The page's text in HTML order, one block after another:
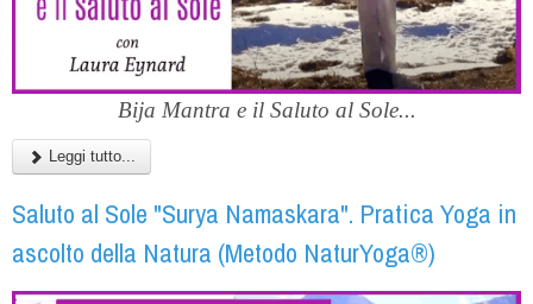
Bija Mantra e il Saluto al Sole...
Leggi tutto...
Saluto al Sole "Surya Namaskara". Pratica Yoga in
ascolto della Natura (Metodo NaturYoga®)